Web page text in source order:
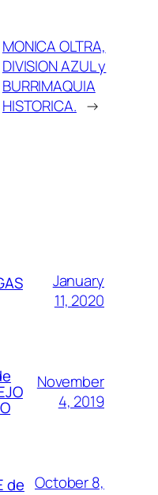
MONICA OLTRA,
DIVISION AZUL y
BURRIMAQUIA
HISTORICA. →
January
11, 2020
November
4, 2019
de October 8,